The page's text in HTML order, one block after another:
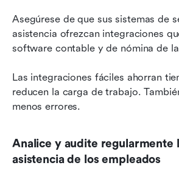
Asegúrese de que sus sistemas de
asistencia ofrezcan integraciones
software contable y de nómina de
Las integraciones fáciles ahorran
reducen la carga de trabajo.
menos errores.
Analice y audite regularmente
asistencia de los empleados